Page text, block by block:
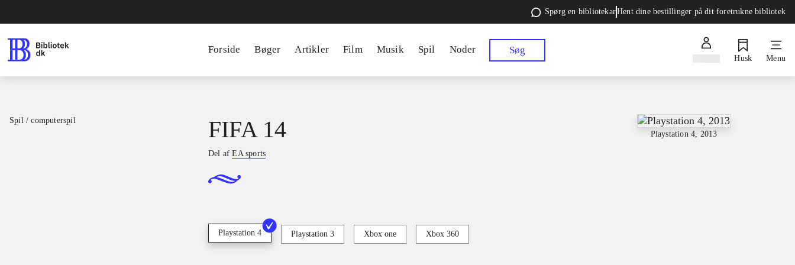
Spørg en bibliotekarHent dine bestillinger på dit foretrukne bibliotek
Forside Bøger Artikler Film Musik Spil Noder Søg
Husk Menu
Spil / computerspil
Playstation 4, 2013
FIFA 14
Del afEA sports
Playstation 4 Playstation 3 Xbox one Xbox 360